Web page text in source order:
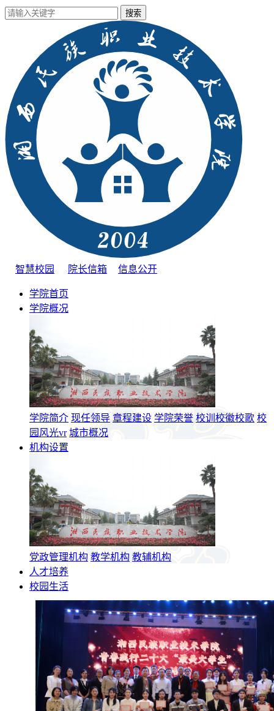
智慧校园 院长信箱 信息公开
学院首页
学院概况
学院简介 现任领导 章程建设 学院荣誉 校训校徽校歌 校
园风光vr 城市概况
机构设置
党政管理机构 教学机构 教辅机构
人才培养
校园生活